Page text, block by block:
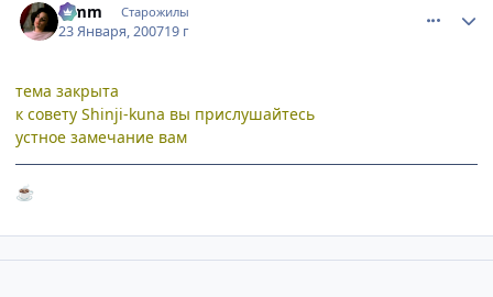
Limm Старожилы
23 Января, 200719 г
тема закрыта
к совету Shinji-kunа вы прислушайтесь
устное замечание вам
☕